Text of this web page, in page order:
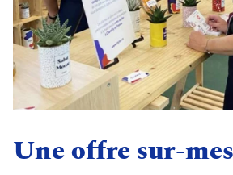
Une offre sur-